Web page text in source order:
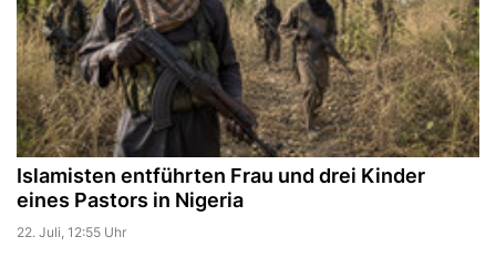
Islamisten entführten Frau und drei Kinder
eines Pastors in Nigeria
22. Juli, 12:55 Uhr